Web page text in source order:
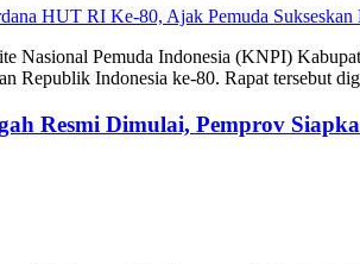
Nasional Pemuda Indonesia (KNPI)
Republik Indonesia ke-80. Rapat
Resmi Dimulai, Pemprov